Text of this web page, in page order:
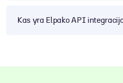
Kas yra Elpako API